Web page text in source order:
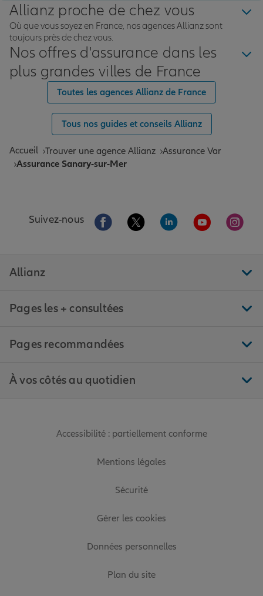
Allianz proche de chez vous
Où que vous soyez en France, nos agences Allianz sont
toujours près de chez vous.
Nos offres d'assurance dans les
plus grandes villes de France
Toutes les agences Allianz de France
Tous nos guides et conseils Allianz
Accueil Trouver une agence Allianz Assurance Var
Assurance Sanary-sur-Mer
Suivez-nous Aller sur la page Facebook de Allianz
Aller sur la page Twitter de
Aller sur la page
Aller sur la
Aller
Allianz
Pages les + consultées
Pages recommandées
À vos côtés au quotidien
Accessibilité : partiellement conforme
Mentions légales
Sécurité
Gérer les cookies
Données personnelles
Plan du site